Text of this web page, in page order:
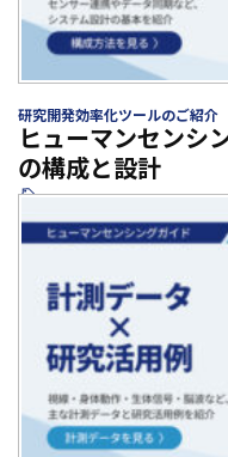
研究開発効率化ツールのご紹介
ヒューマンセンシ
の構成と設計